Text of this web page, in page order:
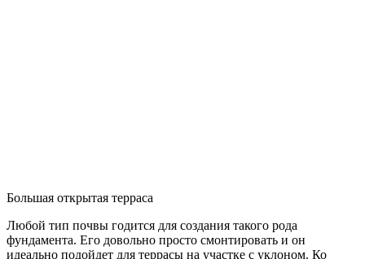
Большая открытая терраса
Любой тип почвы годится для создания такого рода
фундамента. Его довольно просто смонтировать и он
идеально подойдет для террасы на участке с уклоном. Ко